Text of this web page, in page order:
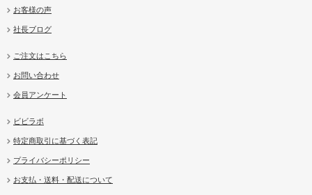
お客様の声
社長ブログ
ご注文はこちら
お問い合わせ
会員アンケート
ビビラボ
特定商取引に基づく表記
プライバシーポリシー
お支払・送料・配送について